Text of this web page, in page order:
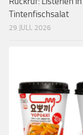
Tintenfischsalat
29 JULI, 2026